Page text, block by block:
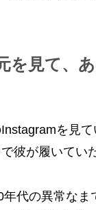
を見て、
を見
彼が履いてい
代の異常な